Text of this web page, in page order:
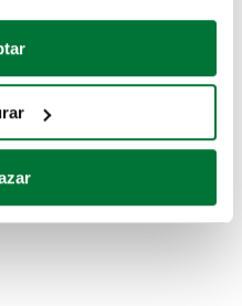
su ubicación geográfica
activamente
específicas (huellas
cómo se procesan sus